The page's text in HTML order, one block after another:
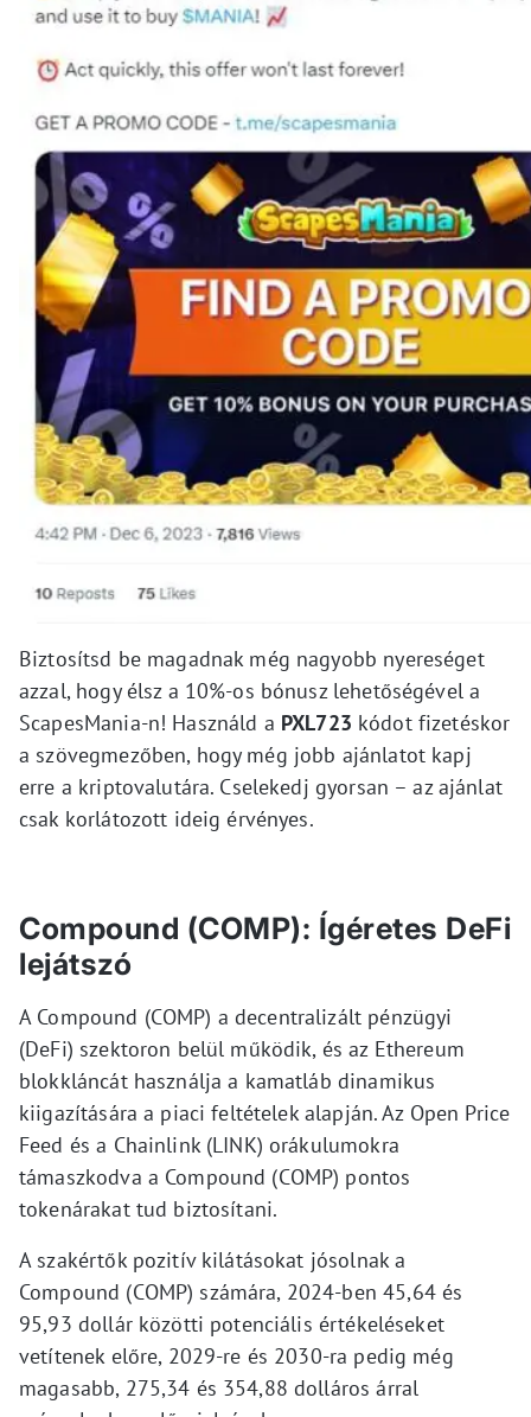
Biztosítsd be magadnak még nagyobb nyereséget
azzal, hogy élsz a 10%-os bónusz lehetőségével a
ScapesMania-n! Használd a PXL723 kódot fizetéskor
a szövegmezőben, hogy még jobb ajánlatot kapj
erre a kriptovalutára. Cselekedj gyorsan – az ajánlat
csak korlátozott ideig érvényes.
Compound (COMP): Ígéretes DeFi
lejátszó
A Compound (COMP) a decentralizált pénzügyi
(DeFi) szektoron belül működik, és az Ethereum
blokkláncát használja a kamatláb dinamikus
kiigazítására a piaci feltételek alapján. Az Open Price
Feed és a Chainlink (LINK) orákulumokra
támaszkodva a Compound (COMP) pontos
tokenárakat tud biztosítani.
A szakértők pozitív kilátásokat jósolnak a
Compound (COMP) számára, 2024-ben 45,64 és
95,93 dollár közötti potenciális értékeléseket
vetítenek előre, 2029-re és 2030-ra pedig még
magasabb, 275,34 és 354,88 dolláros árral